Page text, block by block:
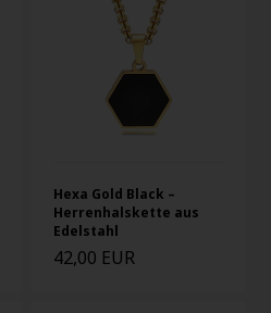
Hexa Gold Black –
Herrenhalskette aus
Edelstahl
42,00 EUR